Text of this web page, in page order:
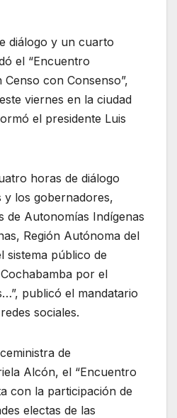
diálogo y un cuarto
el “Encuentro
con Consenso”,
viernes en la ciudad
el presidente Luis
horas de diálogo
los gobernadores,
de Autonomías Indígenas
Región Autónoma del
sistema público de
por el
publicó el mandatario
sociales.
de
Alcón, el “Encuentro
con la participación de
electas de las